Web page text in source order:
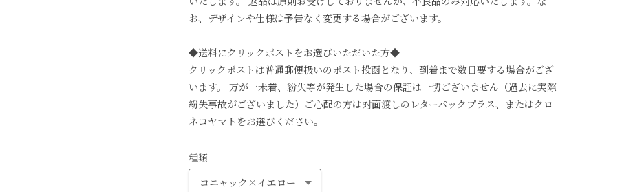
お、デザインや仕様は予告なく変更する場合がございます。
◆送料にクリックポストをお選びいただいた方◆
クリックポストは普通郵便扱いのポスト投函となり、到着まで数日要する場合がござ
います。 万が一未着、紛失等が発生した場合の保証は一切ございません（過去に実際
紛失事故がございました）ご心配の方は対面渡しのレターパックプラス、またはクロ
ネコヤマトをお選びください。
種類